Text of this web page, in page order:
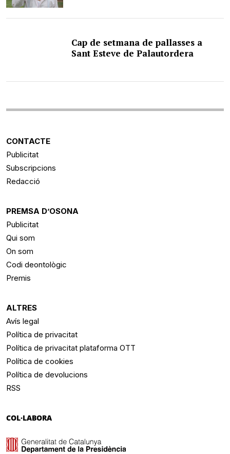
Cap de setmana de pallasses a
Sant Esteve de Palautordera
CONTACTE
Publicitat
Subscripcions
Redacció
PREMSA D’OSONA
Publicitat
Qui som
On som
Codi deontològic
Premis
ALTRES
Avís legal
Política de privacitat
Política de privacitat plataforma OTT
Política de cookies
Política de devolucions
RSS
COL·LABORA